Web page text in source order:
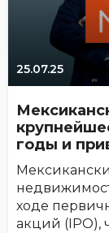
25.07.25
годы и
ходе
акций (IPO),